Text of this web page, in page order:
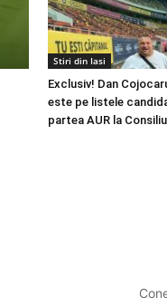
Stiri din Iasi
Exclusiv! Dan
este pe listele
partea AUR la